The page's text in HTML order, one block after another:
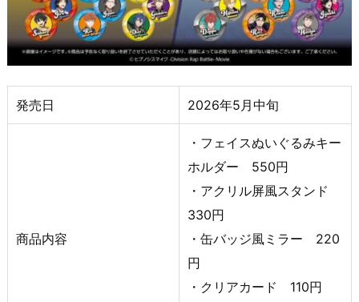
発売日 2026年5月中旬
商品内容
・フェイスぬいぐるみキー
ホルダー 550円
・アクリル屏風スタンド
330円
・缶バッジ風ミラー 220
円
・クリアカード 110円